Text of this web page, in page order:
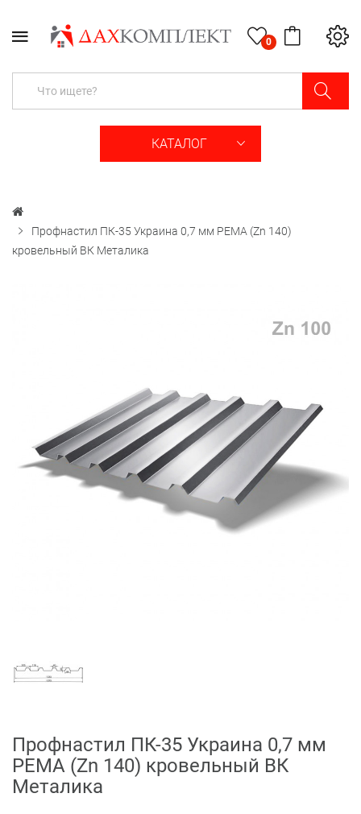
0
КАТАЛОГ
Профнастил ПК-35 Украина 0,7 мм PEМА (Zn 140)
кровельный ВК Металика
Профнастил ПК-35 Украина 0,7 мм
PEМА (Zn 140) кровельный ВК
Металика